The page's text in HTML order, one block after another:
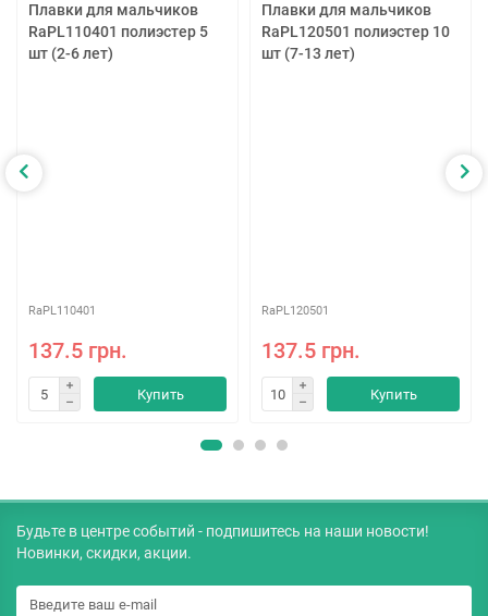
Плавки для мальчиков
RaPL110401 полиэстер 5
шт (2-6 лет)
RaPL110401
137.5 грн.
Купить
Плавки для мальчиков
RaPL120501 полиэстер 10
шт (7-13 лет)
RaPL120501
137.5 грн.
Купить
Будьте в центре событий - подпишитесь на наши новости!
Новинки, скидки, акции.